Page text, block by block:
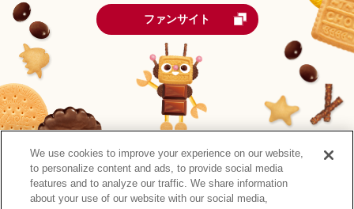
ファンサイト
We use cookies to improve your experience on our website,
to personalize content and ads, to provide social media
features and to analyze our traffic. We share information
about your use of our website with our social media,